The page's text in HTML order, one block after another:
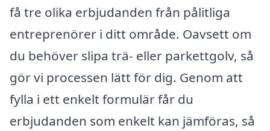
få tre olika erbjudanden från pålitliga
entreprenörer i ditt område. Oavsett om
du behöver slipa trä- eller parkettgolv, så
gör vi processen lätt för dig. Genom att
fylla i ett enkelt formulär får du
erbjudanden som enkelt kan jämföras, så